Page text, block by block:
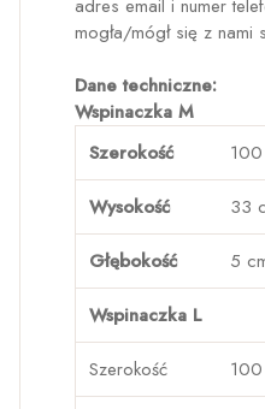
adres email i numer
mogła/mógł się z nami
Dane techniczne:
Wspinaczka M
Szerokość
Wysokość 33
Głębokość 5
Wspinaczka L
Szerokość